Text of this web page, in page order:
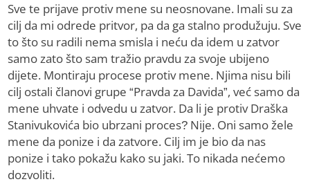
Sve te prijave protiv mene su neosnovane. Imali su za
cilj da mi odrede pritvor, pa da ga stalno produžuju. Sve
to što su radili nema smisla i neću da idem u zatvor
samo zato što sam tražio pravdu za svoje ubijeno
dijete. Montiraju procese protiv mene. Njima nisu bili
cilj ostali članovi grupe “Pravda za Davida”, već samo da
mene uhvate i odvedu u zatvor. Da li je protiv Draška
Stanivukovića bio ubrzani proces? Nije. Oni samo žele
mene da ponize i da zatvore. Cilj im je bio da nas
ponize i tako pokažu kako su jaki. To nikada nećemo
dozvoliti.